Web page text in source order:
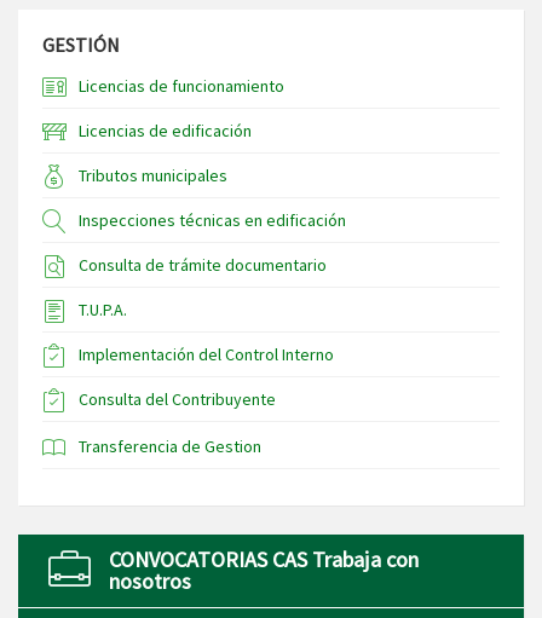
GESTIÓN
Licencias de funcionamiento
Licencias de edificación
Tributos municipales
Inspecciones técnicas en edificación
Consulta de trámite documentario
T.U.P.A.
Implementación del Control Interno
Consulta del Contribuyente
Transferencia de Gestion
CONVOCATORIAS CAS Trabaja con
nosotros